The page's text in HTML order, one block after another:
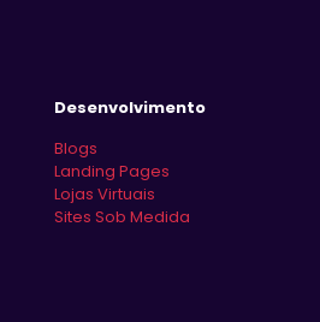
Desenvolvimento
Blogs
Landing Pages
Lojas Virtuais
Sites Sob Medida